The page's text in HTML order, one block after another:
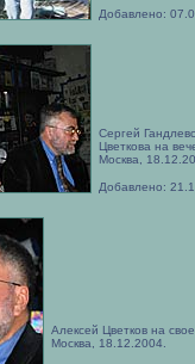
Добавлено:
Сергей
Цветкова на
Москва,
Добавлено:
Алексей Цветков на
Москва, 18.12.2004.